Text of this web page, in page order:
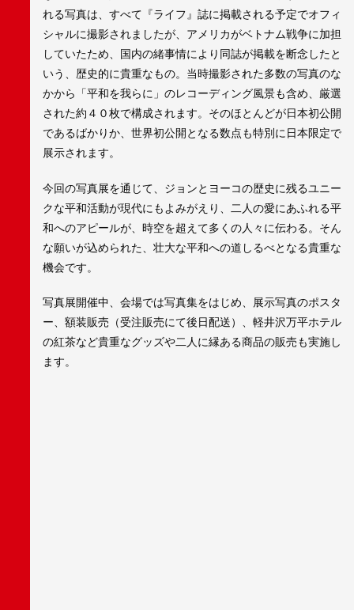
れる写真は、すべて『ライフ』誌に掲載される予定でオフィ
シャルに撮影されましたが、アメリカがベトナム戦争に加担
していたため、国内の緒事情により同誌が掲載を断念したと
いう、歴史的に貴重なもの。当時撮影された多数の写真のな
かから「平和を我らに」のレコーディング風景も含め、厳選
された約４０枚で構成されます。そのほとんどが日本初公開
であるばかりか、世界初公開となる数点も特別に日本限定で
展示されます。
今回の写真展を通じて、ジョンとヨーコの歴史に残るユニー
クな平和活動が現代にもよみがえり、二人の愛にあふれる平
和へのアピールが、時空を超えて多くの人々に伝わる。そん
な願いが込められた、壮大な平和への道しるべとなる貴重な
機会です。
写真展開催中、会場では写真集をはじめ、展示写真のポスタ
ー、額装販売（受注販売にて後日配送）、軽井沢万平ホテル
の紅茶など貴重なグッズや二人に縁ある商品の販売も実施し
ます。